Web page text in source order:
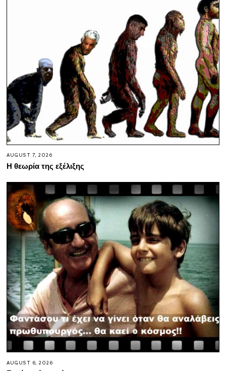
AUGUST 7, 2026
Η θεωρία της εξέλιξης
AUGUST 6, 2026